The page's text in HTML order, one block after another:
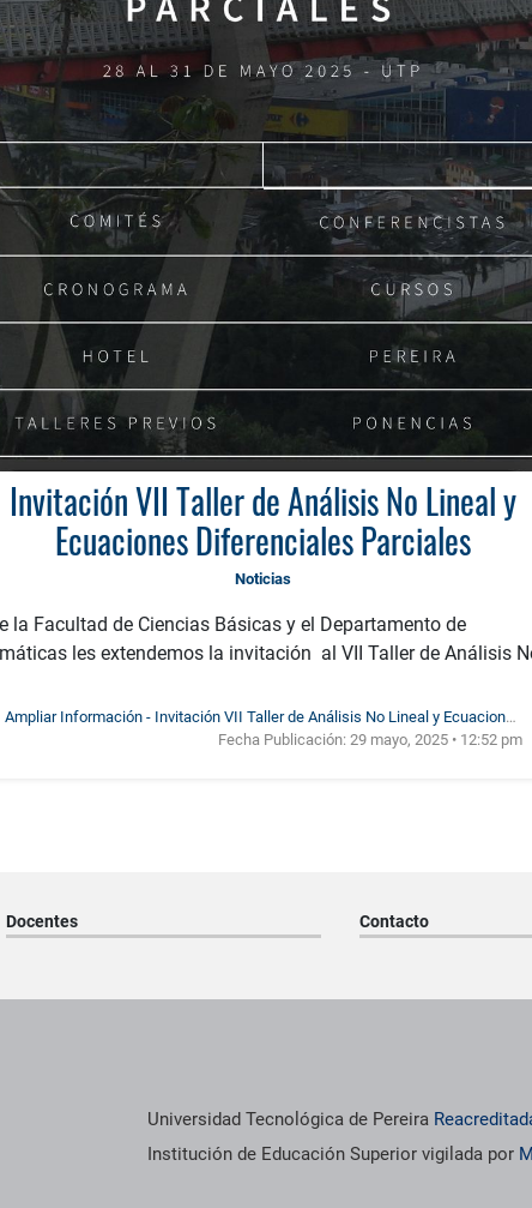
Invitación VII Taller de Análisis No Lineal y
Ecuaciones Diferenciales Parciales
Noticias
la Facultad de Ciencias Básicas y el Departamento de
les extendemos la invitación al VII Taller de Análisis
Ampliar Información - Invitación VII Taller de Análisis No Lineal y Ecuaciones
Diferenciales Parciales
Fecha Publicación: 29 mayo, 2025 • 12:52 pm
Docentes Contacto
Información institucional
Universidad Tecnológica de Pereira
Institución de Educación Superior vigilada por